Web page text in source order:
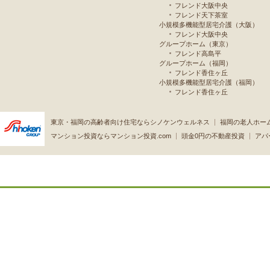
フレンド大阪中央
フレンド天下茶室
小規模多機能型居宅介護（大阪）
フレンド大阪中央
グループホーム（東京）
フレンド高島平
グループホーム（福岡）
フレンド香住ヶ丘
小規模多機能型居宅介護（福岡）
フレンド香住ヶ丘
東京・福岡の高齢者向け住宅ならシノケンウェルネス
福岡の老人ホー
マンション投資ならマンション投資.com
頭金0円の不動産投資 アパ